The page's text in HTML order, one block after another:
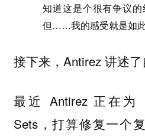
知道这是个很有争议的
但……我的感受就是如此
接下来，Antirez 讲述了
最近 Antirez 正在为
Sets，打算修复一个